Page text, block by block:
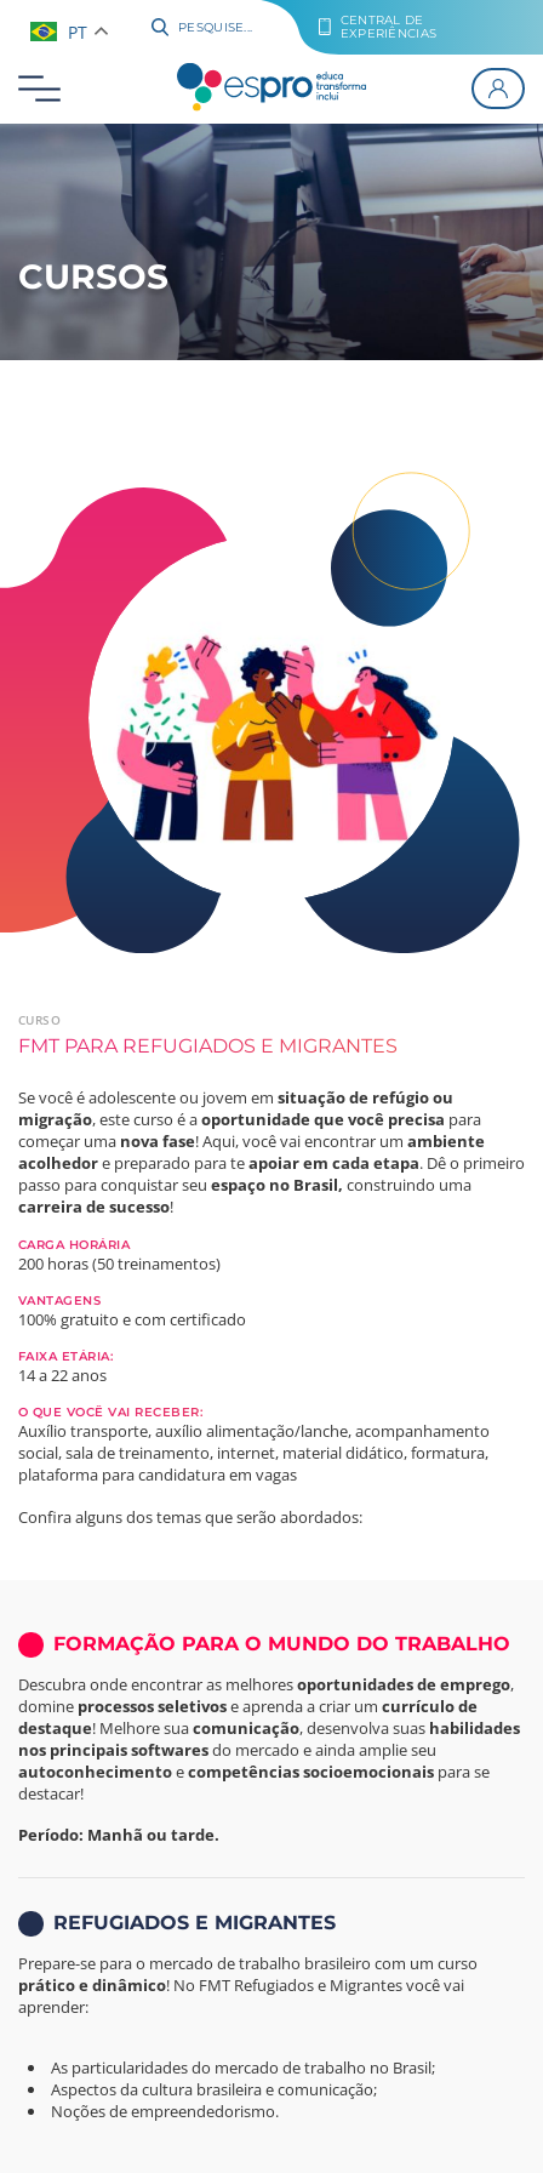
PT PESQUISE...
CENTRAL DE
EXPERIÊNCIAS
CURSOS
CURSO
FMT PARA REFUGIADOS E MIGRANTES
Se você é adolescente ou jovem em situação de refúgio ou
migração, este curso é aoportunidade que você precisa para
começar uma nova fase! Aqui, você vai encontrar um ambiente
acolhedore preparado para teapoiarem cada etapa. Dê o primeiro
passo para conquistar seu espaço no Brasil, construindo uma
carreira de sucesso!
CARGA HORÁRIA
200 horas (50 treinamentos)
VANTAGENS
100% gratuito e com certificado
FAIXA ETÁRIA:
14 a 22 anos
O QUE VOCÊ VAI RECEBER:
Auxílio transporte, auxílio alimentação/lanche, acompanhamento
social, sala de treinamento, internet, material didático, formatura,
plataforma para candidatura em vagas
Confira alguns dos temas que serão abordados:
FORMAÇÃO PARA O MUNDO DO TRABALHO
Descubra onde encontrar as melhoresoportunidades de emprego,
domine processos seletivose aprenda a criar um currículo de
destaque! Melhore suacomunicação, desenvolva suas habilidades
nos principais softwaresdo mercado e ainda amplie seu
autoconhecimentoecompetências socioemocionais para se
destacar!
Período: Manhã ou tarde.
REFUGIADOS E MIGRANTES
Prepare-se para o mercado de trabalho brasileiro com um curso
prático e dinâmico! No FMT Refugiados e Migrantes você vai
aprender:
As particularidades do mercado de trabalho no Brasil;
Aspectos da cultura brasileira e comunicação;
Noções de empreendedorismo.